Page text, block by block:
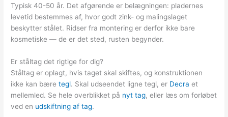
Typisk 40-50 år. Det afgørende er belægningen: pladernes
levetid bestemmes af, hvor godt zink- og malingslaget
beskytter stålet. Ridser fra montering er derfor ikke bare
kosmetiske — de er det sted, rusten begynder.
Er ståltag det rigtige for dig?
Ståltag er oplagt, hvis taget skal skiftes, og konstruktionen
ikke kan bæretegl. Skal udseendet ligne tegl, er Decra et
mellemled. Se hele overblikket på nyt tag, eller læs om forløbet
ved en udskiftning af tag.